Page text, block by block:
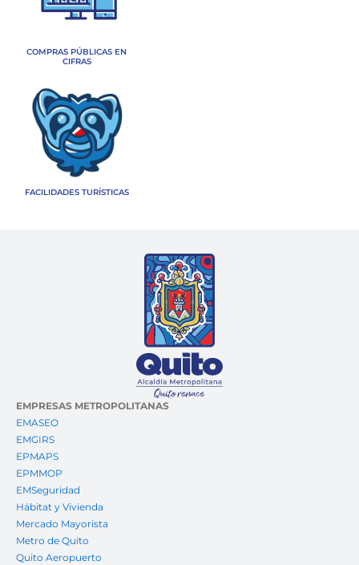
COMPRAS PÚBLICAS EN
CIFRAS
FACILIDADES TURÍSTICAS
EMPRESAS METROPOLITANAS
EMASEO
EMGIRS
EPMAPS
EPMMOP
EMSeguridad
Hábitat y Vivienda
Mercado Mayorista
Metro de Quito
Quito Aeropuerto